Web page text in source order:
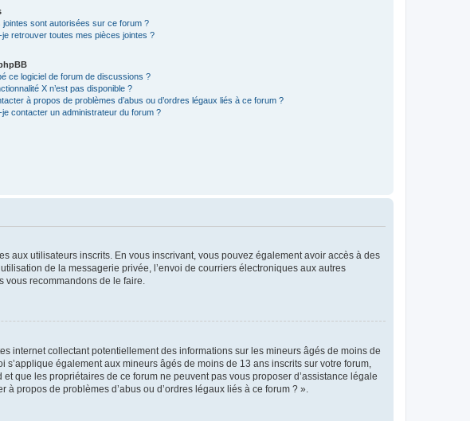
jointes sont autorisées sur ce forum ?
je retrouver toutes mes pièces jointes ?
ce logiciel de forum de discussions ?
X n’est pas disponible ?
à propos de problèmes d’abus ou d’ordres légaux liés à ce forum ?
contacter un administrateur du forum ?
aux utilisateurs inscrits. En vous inscrivant, vous pouvez également avoir accès à des
de la messagerie privée, l’envoi de courriers électroniques aux autres
vous recommandons de le faire.
internet collectant potentiellement des informations sur les mineurs âgés de moins de
également aux mineurs âgés de moins de 13 ans inscrits sur votre forum,
que les propriétaires de ce forum ne peuvent pas vous proposer d’assistance légale
propos de problèmes d’abus ou d’ordres légaux liés à ce forum ? ».